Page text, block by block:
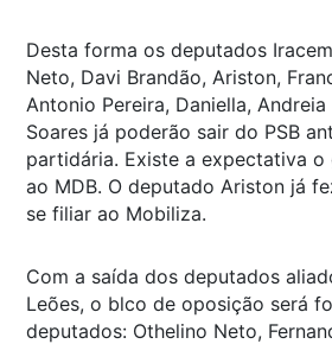
Desta forma os deputados
Neto, Davi Brandão, Ariston,
Antonio Pereira, Daniella,
Soares já poderão sair do PSB
partidária. Existe a expectativa
ao MDB. O deputado Ariston já
se filiar ao Mobiliza.
Com a saída dos deputados
Leões, o blco de oposição será
deputados: Othelino Neto,